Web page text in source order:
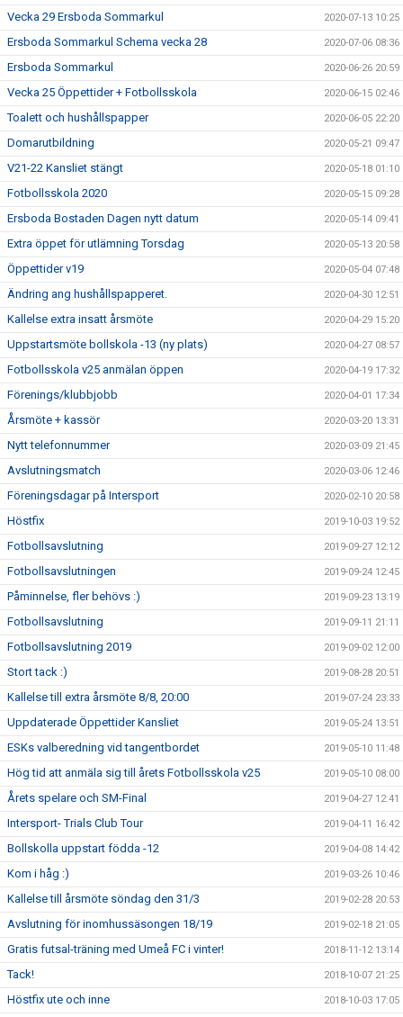
Vecka 29 Ersboda Sommarkul 2020-07-13 10:25
Ersboda Sommarkul Schema vecka 28 2020-07-06 08:36
Ersboda Sommarkul 2020-06-26 20:59
Vecka 25 Öppettider + Fotbollsskola 2020-06-15 02:46
Toalett och hushållspapper 2020-06-05 22:20
Domarutbildning 2020-05-21 09:47
V21-22 Kansliet stängt 2020-05-18 01:10
Fotbollsskola 2020 2020-05-15 09:28
Ersboda Bostaden Dagen nytt datum 2020-05-14 09:41
Extra öppet för utlämning Torsdag 2020-05-13 20:58
Öppettider v19 2020-05-04 07:48
Ändring ang hushållspapperet. 2020-04-30 12:51
Kallelse extra insatt årsmöte 2020-04-29 15:20
Uppstartsmöte bollskola -13 (ny plats) 2020-04-27 08:57
Fotbollsskola v25 anmälan öppen 2020-04-19 17:32
Förenings/klubbjobb 2020-04-01 17:34
Årsmöte + kassör 2020-03-20 13:31
Nytt telefonnummer 2020-03-09 21:45
Avslutningsmatch 2020-03-06 12:46
Föreningsdagar på Intersport 2020-02-10 20:58
Höstfix 2019-10-03 19:52
Fotbollsavslutning 2019-09-27 12:12
Fotbollsavslutningen 2019-09-24 12:45
Påminnelse, fler behövs :) 2019-09-23 13:19
Fotbollsavslutning 2019-09-11 21:11
Fotbollsavslutning 2019 2019-09-02 12:00
Stort tack :) 2019-08-28 20:51
Kallelse till extra årsmöte 8/8, 20:00 2019-07-24 23:33
Uppdaterade Öppettider Kansliet 2019-05-24 13:51
ESKs valberedning vid tangentbordet 2019-05-10 11:48
Hög tid att anmäla sig till årets Fotbollsskola v25 2019-05-10 08:00
Årets spelare och SM-Final 2019-04-27 12:41
Intersport- Trials Club Tour 2019-04-11 16:42
Bollskolla uppstart födda -12 2019-04-08 14:42
Kom i håg :) 2019-03-26 10:46
Kallelse till årsmöte söndag den 31/3 2019-02-28 20:53
Avslutning för inomhussäsongen 18/19 2019-02-18 21:05
Gratis futsal-träning med Umeå FC i vinter! 2018-11-12 13:14
Tack! 2018-10-07 21:25
Höstfix ute och inne 2018-10-03 17:05